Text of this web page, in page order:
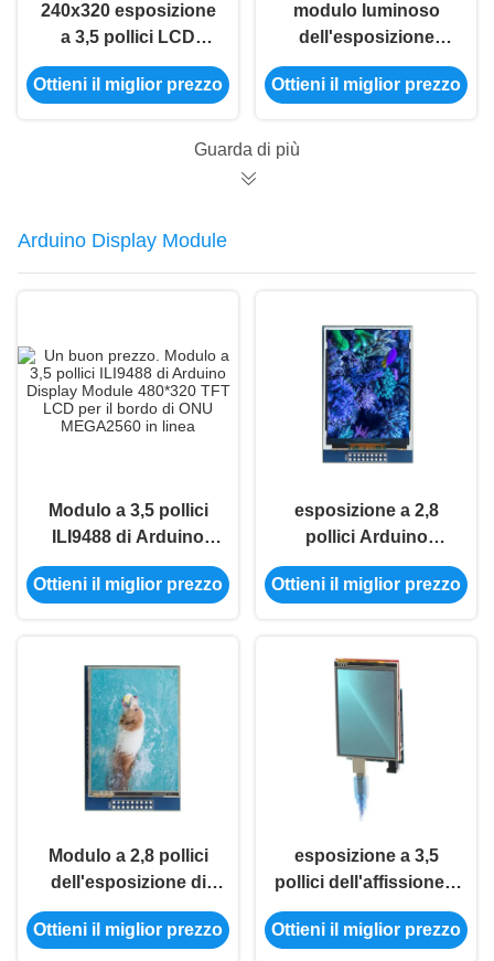
240x320 esposizione
a 3,5 pollici LCD
parallela di Tft dello
schermo di
dell'esposizione
Ottieni il miglior prezzo
modulo luminoso
dell'esposizione
dell'affissione a
cristalli liquidi dello
tatto ST7262 350
Ottieni il miglior prezzo
Guarda di più
Arduino Display Module
Modulo a 3,5 pollici
ILI9488 di Arduino
Display Module
480*320 TFT LCD per
Ottieni il miglior prezzo
esposizione a 2,8
pollici Arduino
ILI9341 dell'affissione
a cristalli liquidi di
Ottieni il miglior prezzo
Modulo a 2,8 pollici
dell'esposizione di
tocco di Arduino
Display Module Tft
Ottieni il miglior prezzo
esposizione a 3,5
pollici dell'affissione a
cristalli liquidi di
480x320 Arduino
Ottieni il miglior prezzo